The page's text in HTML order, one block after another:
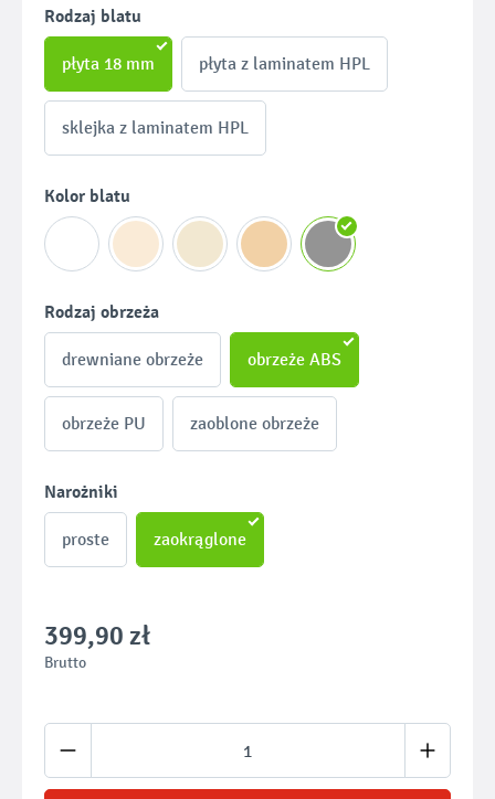
Wybierz
Rodzaj blatu
płyta 18 mm płyta z laminatem HPL
sklejka z laminatem HPL
Wybierz
Kolor blatu
Wybierz
Rodzaj obrzeża
drewniane obrzeże obrzeże ABS
obrzeże PU zaoblone obrzeże
Wybierz
Narożniki
proste zaokrąglone
399,90 zł
Brutto
Ilość produktu: Wprowadź żądaną ilość